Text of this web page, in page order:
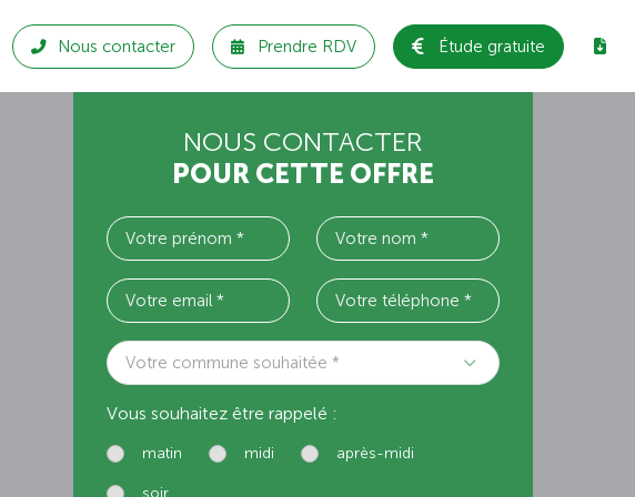
Nous contacter Prendre RDV Étude gratuite
NOUS CONTACTER
POUR CETTE OFFRE
Votre commune souhaitée *
Vous souhaitez être rappelé :
matin midi après-midi